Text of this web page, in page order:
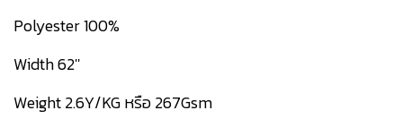
Polyester 100%
Width 62''
Weight 2.6Y/KG หรือ 267Gsm